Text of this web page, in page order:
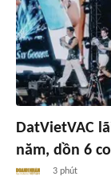
DatVietVAC
năm, dồn 6
3 phút